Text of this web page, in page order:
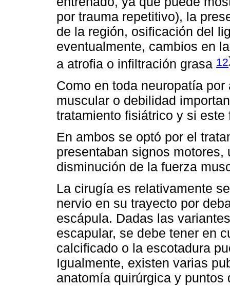
por trauma repetitivo), la
de la región, osificación del
eventualmente, cambios en
a atrofia o infiltración grasa 12
Como en toda neuropatía
muscular o debilidad
tratamiento fisiátrico y si
En ambos se optó por el
presentaban signos
disminución de la fuerza
La cirugía es relativamente
nervio en su trayecto por
escápula. Dadas las
escapular, se debe tener en
calcificado o la escotadura
Igualmente, existen varias
anatomía quirúrgica y